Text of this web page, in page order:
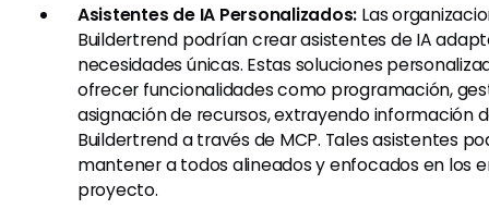
Asistentes de IA Personalizados: Las
Buildertrend podrían crear asistentes de IA
necesidades únicas. Estas soluciones
ofrecer funcionalidades como programación,
asignación de recursos, extrayendo información
Buildertrend a través de MCP. Tales asistentes
mantener a todos alineados y enfocados en los
proyecto.